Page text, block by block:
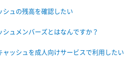
シュの残高を確認したい
シュメンバーズとはなんですか？
ャッシュを成人向けサービスで利用したい